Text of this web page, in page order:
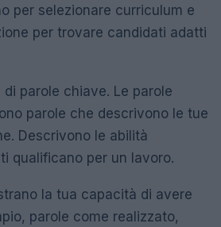
per selezionare curriculum e
per trovare candidati adatti
parole chiave. Le parole
parole che descrivono le tue
Descrivono le abilità
qualificano per un lavoro.
la tua capacità di avere
parole come realizzato,